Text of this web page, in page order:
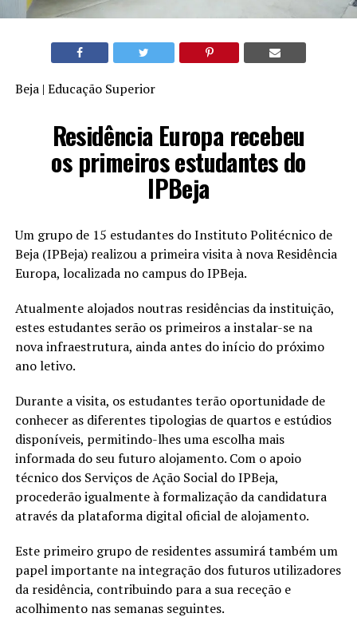
Beja | Educação Superior
Residência Europa recebeu
os primeiros estudantes do
IPBeja
Um grupo de 15 estudantes do Instituto Politécnico de
Beja (IPBeja) realizou a primeira visita à nova Residência
Europa, localizada no campus do IPBeja.
Atualmente alojados noutras residências da instituição,
estes estudantes serão os primeiros a instalar-se na
nova infraestrutura, ainda antes do início do próximo
ano letivo.
Durante a visita, os estudantes terão oportunidade de
conhecer as diferentes tipologias de quartos e estúdios
disponíveis, permitindo-lhes uma escolha mais
informada do seu futuro alojamento. Com o apoio
técnico dos Serviços de Ação Social do IPBeja,
procederão igualmente à formalização da candidatura
através da plataforma digital oficial de alojamento.
Este primeiro grupo de residentes assumirá também um
papel importante na integração dos futuros utilizadores
da residência, contribuindo para a sua receção e
acolhimento nas semanas seguintes.